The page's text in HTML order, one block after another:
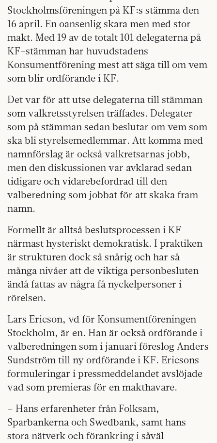
Stockholmsföreningen på KF:s stämma den
16 april. En oansenlig skara men med stor
makt. Med 19 av de totalt 101 delegaterna på
KF-stämman har huvudstadens
Konsumentförening mest att säga till om vem
som blir ordförande i KF.
Det var för att utse delegaterna till stämman
som valkretsstyrelsen träffades. Delegater
som på stämman sedan beslutar om vem som
ska bli styrelsemedlemmar. Att komma med
namnförslag är också valkretsarnas jobb,
men den diskussionen var avklarad sedan
tidigare och vidarebefordrad till den
valberedning som jobbat för att skaka fram
namn.
Formellt är alltså beslutsprocessen i KF
närmast hysteriskt demokratisk. I praktiken
är strukturen dock så snårig och har så
många nivåer att de viktiga personbesluten
ändå fattas av några få nyckelpersoner i
rörelsen.
Lars Ericson, vd för Konsumentföreningen
Stockholm, är en. Han är också ordförande i
valberedningen som i januari föreslog Anders
Sundström till ny ordförande i KF. Ericsons
formuleringar i pressmeddelandet avslöjade
vad som premieras för en makthavare.
– Hans erfarenheter från Folksam,
Sparbankerna och Swedbank, samt hans
stora nätverk och förankring i såväl